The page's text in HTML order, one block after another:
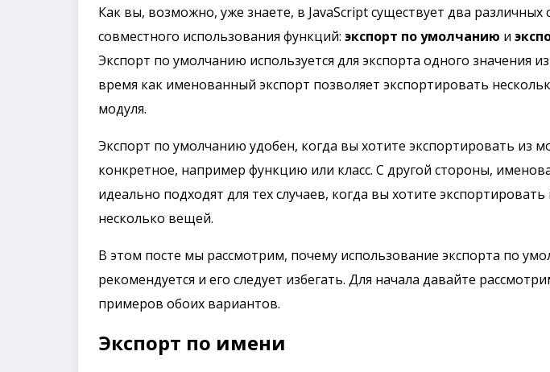
Как вы, возможно, уже знаете, в JavaScript существует два различных
совместного использования функций: экспорт по умолчанию и
Экспорт по умолчанию используется для экспорта одного значения
время как именованный экспорт позволяет экспортировать
модуля.
Экспорт по умолчанию удобен, когда вы хотите экспортировать из
конкретное, например функцию или класс. С другой стороны,
идеально подходят для тех случаев, когда вы хотите экспортировать
несколько вещей.
В этом посте мы рассмотрим, почему использование экспорта по
рекомендуется и его следует избегать. Для начала давайте
примеров обоих вариантов.
Экспорт по имени